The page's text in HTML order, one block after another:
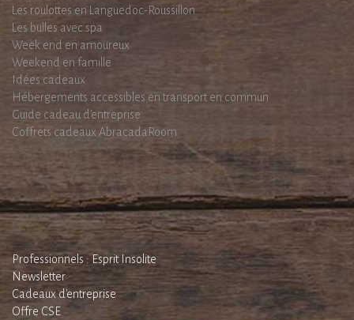
Les roulottes en Languedoc-Roussillon
Les bulles avec spa
Week end en amoureux
Weekend en famille
Idées cadeaux
Hébergements accessibles en transport en commun
Guide cadeau d'entreprise
Coffrets cadeaux AbracadaRoom
Professionnels : Esprit Insolite
Newsletter
Cadeaux d'entreprise
Offre CSE